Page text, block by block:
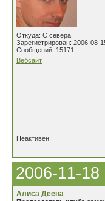
Откуда: С севера.
Зарегистрирован: 2006-08-
Сообщений: 15171
Вебсайт
Неактивен
2006-11-18
Алиса Деева